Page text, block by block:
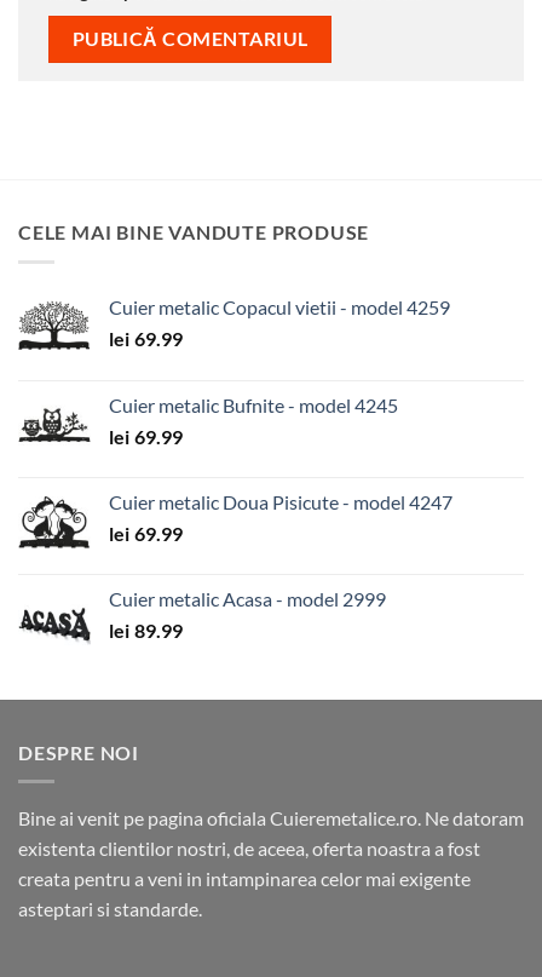
CELE MAI BINE VANDUTE PRODUSE
Cuier metalic Copacul vietii - model 4259
lei 69.99
Cuier metalic Bufnite - model 4245
lei 69.99
Cuier metalic Doua Pisicute - model 4247
lei 69.99
Cuier metalic Acasa - model 2999
lei 89.99
DESPRE NOI
Bine ai venit pe pagina oficiala Cuieremetalice.ro. Ne datoram
existenta clientilor nostri, de aceea, oferta noastra a fost
creata pentru a veni in intampinarea celor mai exigente
asteptari si standarde.